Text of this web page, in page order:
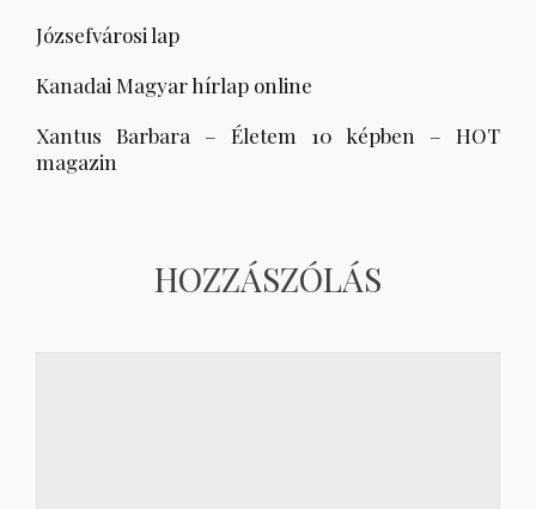
Józsefvárosi lap
Kanadai Magyar hírlap online
Xantus Barbara – Életem 10 képben – HOT
magazin
HOZZÁSZÓLÁS